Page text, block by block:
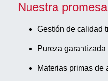
Nuestra
Gestión de calidad
Pureza garantizada
Materias primas de